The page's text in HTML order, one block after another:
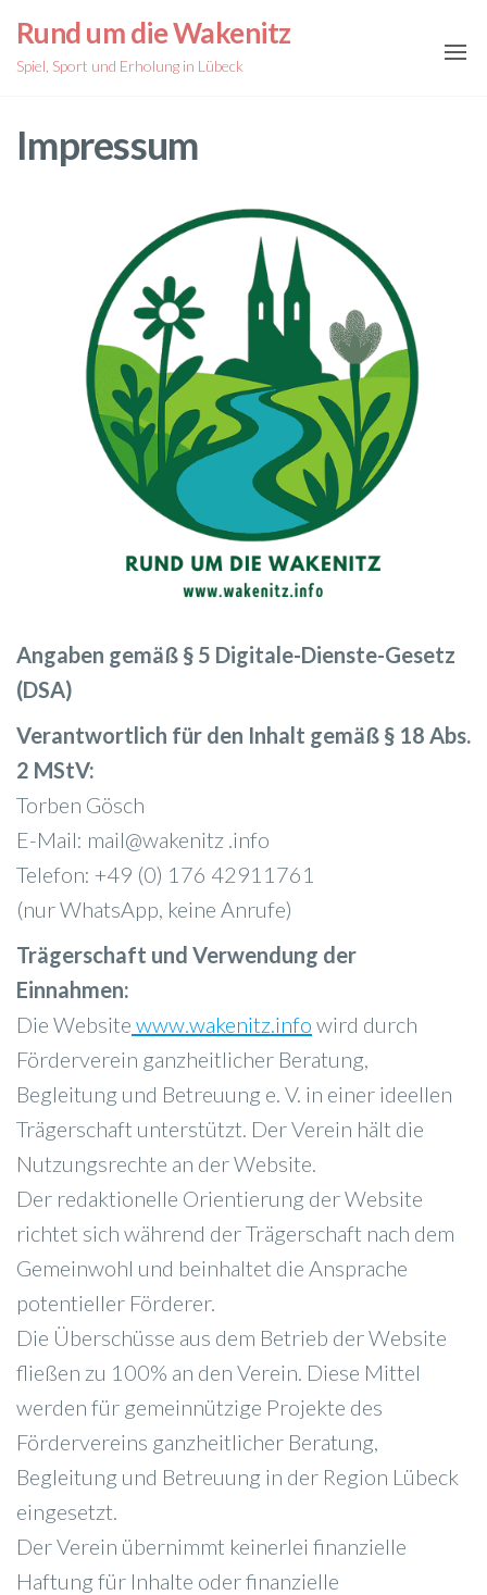
Inhalt
springen
Rund um die Wakenitz
Spiel, Sport und Erholung in Lübeck
Impressum
Angaben gemäß § 5 Digitale-Dienste-Gesetz
(DSA)
Verantwortlich für den Inhalt gemäß § 18 Abs.
2 MStV:
Torben Gösch
E-Mail: mail@wakenitz .info
Telefon: +49 (0) 176 42911761
(nur WhatsApp, keine Anrufe)
Trägerschaft und Verwendung der
Einnahmen:
Die Website www.wakenitz.info wird durch
Förderverein ganzheitlicher Beratung,
Begleitung und Betreuung e. V. in einer ideellen
Trägerschaft unterstützt. Der Verein hält die
Nutzungsrechte an der Website.
Der redaktionelle Orientierung der Website
richtet sich während der Trägerschaft nach dem
Gemeinwohl und beinhaltet die Ansprache
potentieller Förderer.
Die Überschüsse aus dem Betrieb der Website
fließen zu 100% an den Verein. Diese Mittel
werden für gemeinnützige Projekte des
Fördervereins ganzheitlicher Beratung,
Begleitung und Betreuung in der Region Lübeck
eingesetzt.
Der Verein übernimmt keinerlei finanzielle
Haftung für Inhalte oder finanzielle